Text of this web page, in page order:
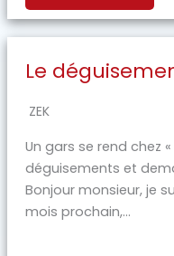
Le
ZEK
Un gars se rend chez
déguisements et
Bonjour monsieur, je
mois prochain,...